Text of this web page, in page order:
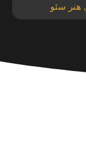
, هنر سئو